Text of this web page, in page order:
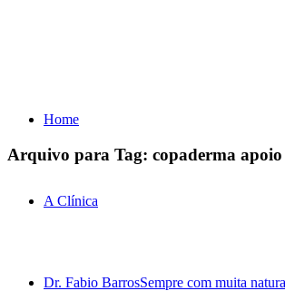
Home
A Clínica
Dr. Fabio BarrosSempre com muita
Arquivo para Tag: copaderma apoio